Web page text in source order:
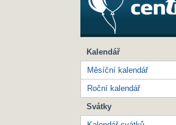
Kalendář
Měsíční kalendář
Roční kalendář
Svátky